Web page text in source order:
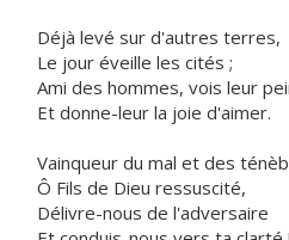
Déjà levé sur d'autres terres,
Le jour éveille les cités ;
Ami des hommes, vois leur
Et donne-leur la joie d'aimer.
Vainqueur du mal et des
Ô Fils de Dieu ressuscité,
Délivre-nous de l'adversaire